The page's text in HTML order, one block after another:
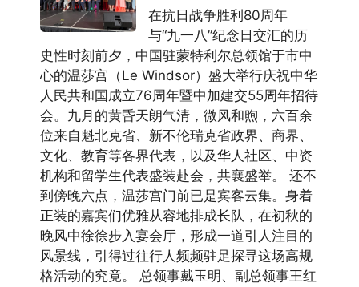
在抗日战争胜利80周年
与“九一八”纪念日交汇的历
史性时刻前夕，中国驻蒙特利尔总领馆于市中
心的温莎宫（Le Windsor）盛大举行庆祝中华
人民共和国成立76周年暨中加建交55周年招待
会。九月的黄昏天朗气清，微风和煦，六百余
位来自魁北克省、新不伦瑞克省政界、商界、
文化、教育等各界代表，以及华人社区、中资
机构和留学生代表盛装赴会，共襄盛举。 还不
到傍晚六点，温莎宫门前已是宾客云集。身着
正装的嘉宾们优雅从容地排成长队，在初秋的
晚风中徐徐步入宴会厅，形成一道引人注目的
风景线，引得过往行人频频驻足探寻这场高规
格活动的究竟。 总领事戴玉明、副总领事王红